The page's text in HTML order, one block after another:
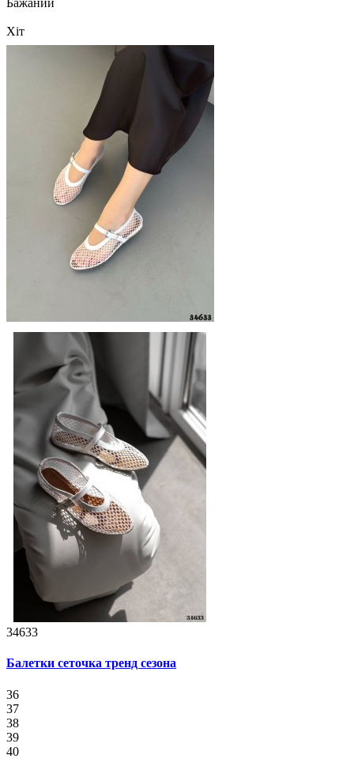
Бажаний
Хіт
34633
Балетки сеточка тренд сезона
36
37
38
39
40